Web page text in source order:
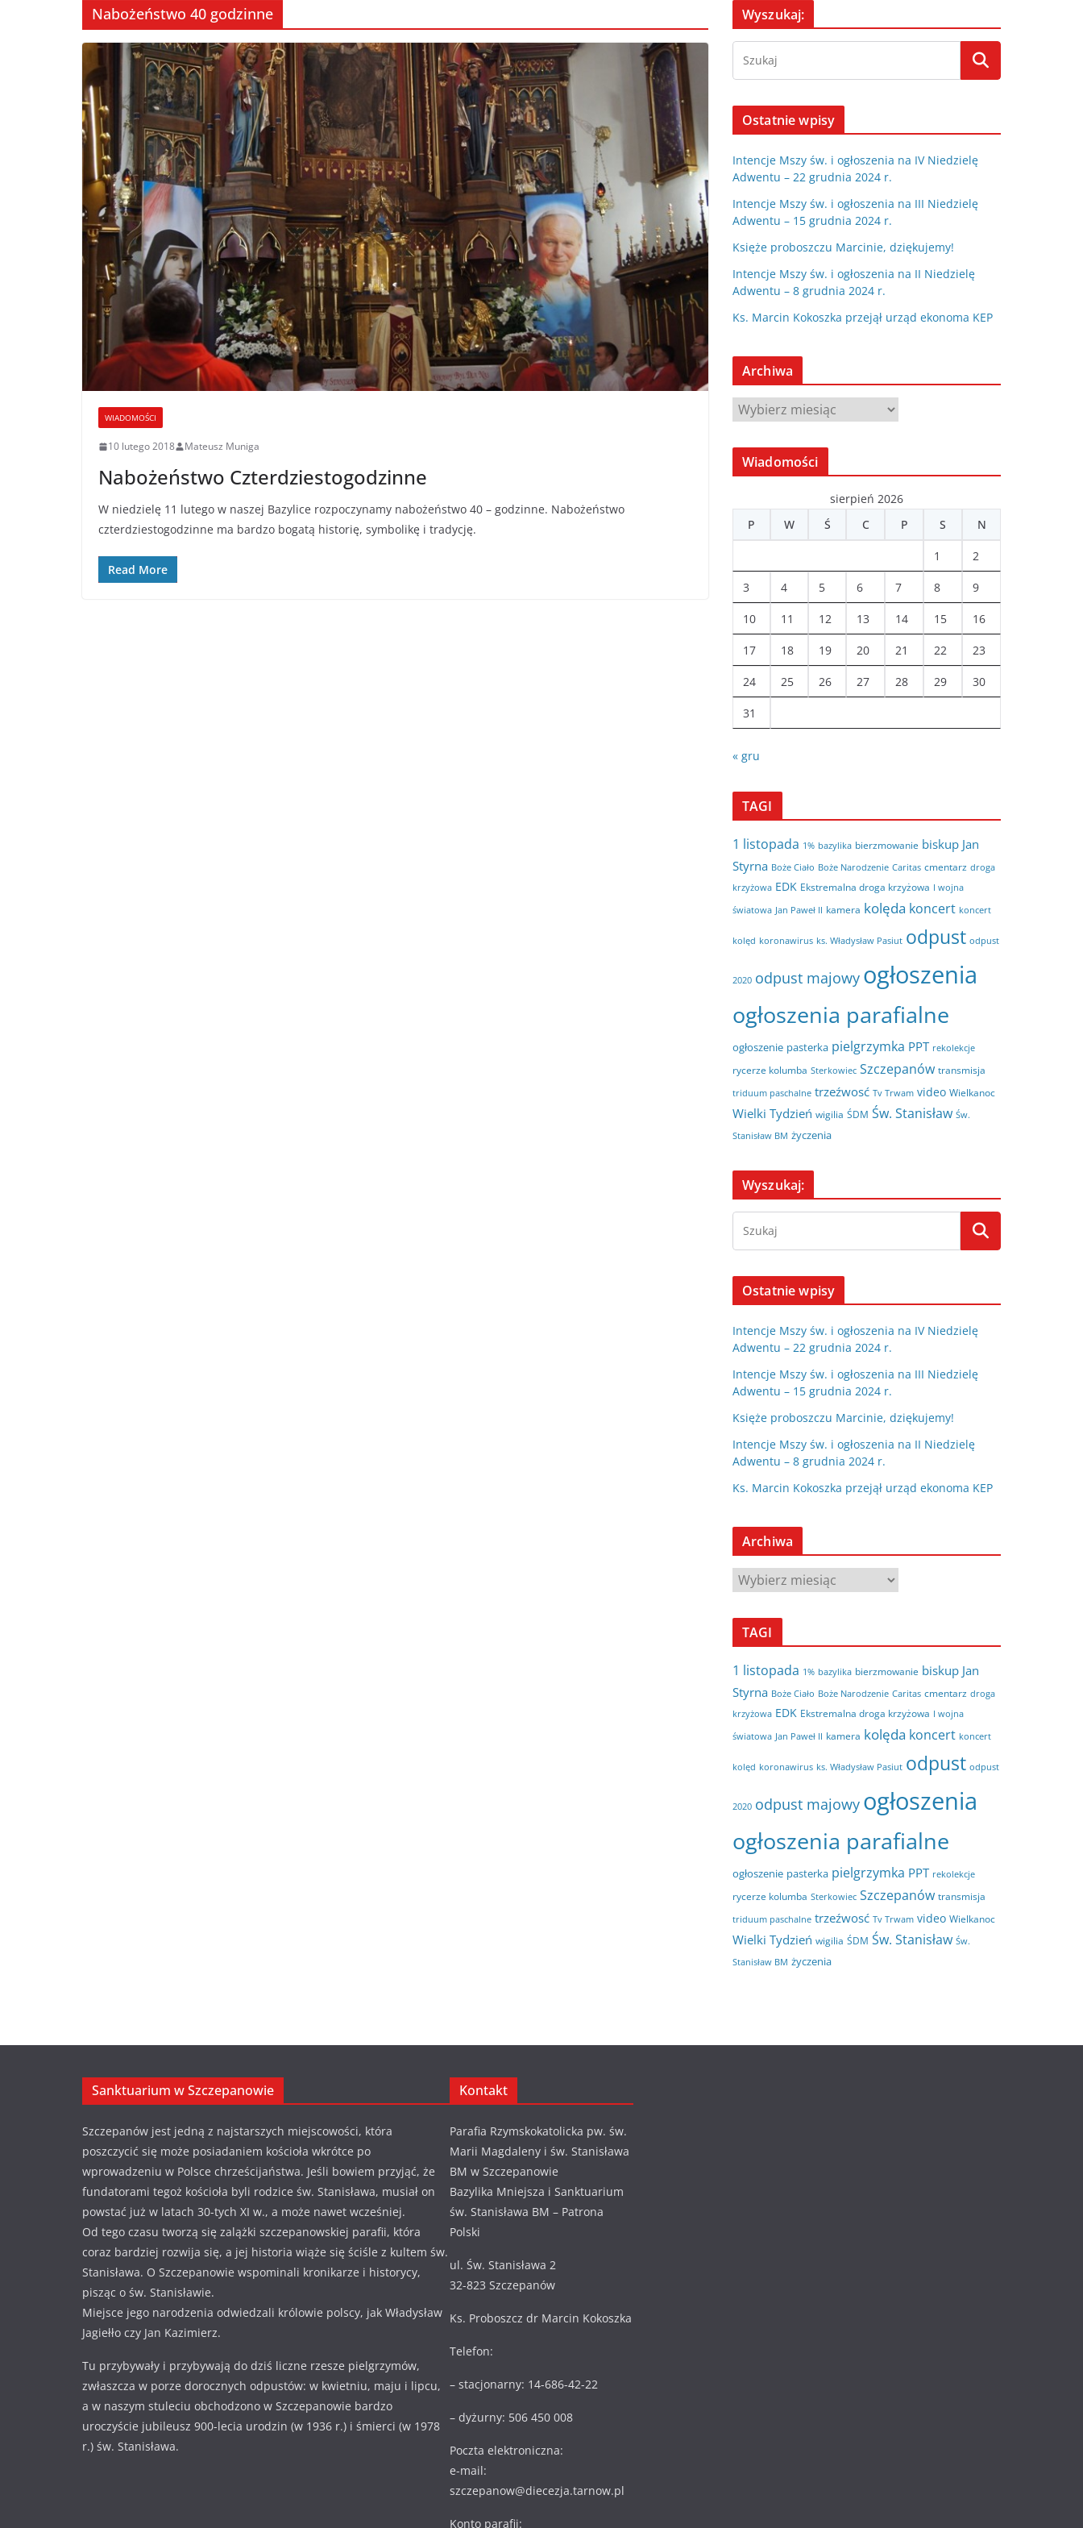
Nabożeństwo 40 godzinne
WIADOMOŚCI
10 lutego 2018 Mateusz Muniga
Nabożeństwo Czterdziestogodzinne
W niedzielę 11 lutego w naszej Bazylice rozpoczynamy nabożeństwo 40 – godzinne. Nabożeństwo
czterdziestogodzinne ma bardzo bogatą historię, symbolikę i tradycję.
Read More
Wyszukaj:
Ostatnie wpisy
Intencje Mszy św. i ogłoszenia na IV Niedzielę
Adwentu – 22 grudnia 2024 r.
Intencje Mszy św. i ogłoszenia na III Niedzielę
Adwentu – 15 grudnia 2024 r.
Księże proboszczu Marcinie, dziękujemy!
Intencje Mszy św. i ogłoszenia na II Niedzielę
Adwentu – 8 grudnia 2024 r.
Ks. Marcin Kokoszka przejął urząd ekonoma KEP
Archiwa
A
r
c
w
Wiadomości
sierpień 2026
P
W Ś C P S N
1 2
3 4 5 6 7 8 9
10 11 12 13 14 15 16
17 18 19 20 21 22 23
24 25 26 27 28 29 30
31
« gru
TAGI
1 listopada 1% bazylika bierzmowanie biskup Jan
Styrna Boże Ciało Boże Narodzenie Caritas cmentarz droga
krzyżowa EDK Ekstremalna droga krzyżowa I wojna
światowa Jan Paweł II kamera kolęda koncert koncert
kolęd koronawirus ks. Władysław Pasiut odpust odpust
2020 odpust majowy ogłoszenia
ogłoszenia parafialne
ogłoszenie pasterka pielgrzymka PPT rekolekcje
rycerze kolumba Sterkowiec Szczepanów transmisja
triduum paschalne trzeźwosć Tv Trwam video Wielkanoc
Wielki Tydzień wigilia ŚDM Św. Stanisław Św.
Stanisław BM życzenia
Wyszukaj:
Ostatnie wpisy
Intencje Mszy św. i ogłoszenia na IV Niedzielę
Adwentu – 22 grudnia 2024 r.
Intencje Mszy św. i ogłoszenia na III Niedzielę
Adwentu – 15 grudnia 2024 r.
Księże proboszczu Marcinie, dziękujemy!
Intencje Mszy św. i ogłoszenia na II Niedzielę
Adwentu – 8 grudnia 2024 r.
Ks. Marcin Kokoszka przejął urząd ekonoma KEP
Archiwa
A
r
c
w
a
TAGI
1 listopada 1% bazylika bierzmowanie biskup Jan
Styrna Boże Ciało Boże Narodzenie Caritas cmentarz droga
krzyżowa EDK Ekstremalna droga krzyżowa I wojna
światowa Jan Paweł II kamera kolęda koncert koncert
kolęd koronawirus ks. Władysław Pasiut odpust odpust
2020 odpust majowy ogłoszenia
ogłoszenia parafialne
ogłoszenie pasterka pielgrzymka PPT rekolekcje
rycerze kolumba Sterkowiec Szczepanów transmisja
triduum paschalne trzeźwosć Tv Trwam video Wielkanoc
Wielki Tydzień wigilia ŚDM Św. Stanisław Św.
Stanisław BM życzenia
Sanktuarium w Szczepanowie
Szczepanów jest jedną z najstarszych miejscowości, która
poszczycić się może posiadaniem kościoła wkrótce po
wprowadzeniu w Polsce chrześcijaństwa. Jeśli bowiem przyjąć, że
fundatorami tegoż kościoła byli rodzice św. Stanisława, musiał on
powstać już w latach 30-tych XI w., a może nawet wcześniej.
Od tego czasu tworzą się zalążki szczepanowskiej parafii, która
coraz bardziej rozwija się, a jej historia wiąże się ściśle z kultem św.
Stanisława. O Szczepanowie wspominali kronikarze i historycy,
pisząc o św. Stanisławie.
Miejsce jego narodzenia odwiedzali królowie polscy, jak Władysław
Jagiełło czy Jan Kazimierz.
Tu przybywały i przybywają do dziś liczne rzesze pielgrzymów,
zwłaszcza w porze dorocznych odpustów: w kwietniu, maju i lipcu,
a w naszym stuleciu obchodzono w Szczepanowie bardzo
uroczyście jubileusz 900-lecia urodzin (w 1936 r.) i śmierci (w 1978
r.) św. Stanisława.
Kontakt
Parafia Rzymskokatolicka pw. św.
Marii Magdaleny i św. Stanisława
BM w Szczepanowie
Bazylika Mniejsza i Sanktuarium
św. Stanisława BM – Patrona
Polski
ul. Św. Stanisława 2
32-823 Szczepanów
Ks. Proboszcz dr Marcin Kokoszka
Telefon:
– stacjonarny: 14-686-42-22
– dyżurny: 506 450 008
Poczta elektroniczna:
e-mail:
szczepanow@diecezja.tarnow.pl
Konto parafii: